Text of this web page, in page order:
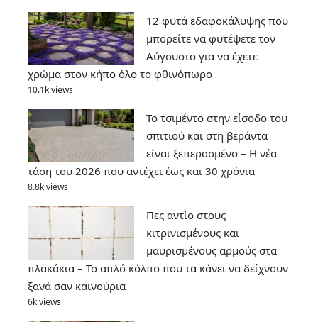
12 φυτά εδαφοκάλυψης που
μπορείτε να φυτέψετε τον
Αύγουστο για να έχετε
χρώμα στον κήπο όλο το φθινόπωρο
10.1k views
Το τσιμέντο στην είσοδο του
σπιτιού και στη βεράντα
είναι ξεπερασμένο – Η νέα
τάση του 2026 που αντέχει έως και 30 χρόνια
8.8k views
Πες αντίο στους
κιτρινισμένους και
μαυρισμένους αρμούς στα
πλακάκια – Το απλό κόλπο που τα κάνει να δείχνουν
ξανά σαν καινούρια
6k views